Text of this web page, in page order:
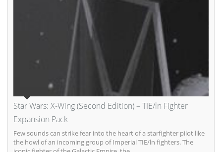
Star Wars: X-Wing (Second Edition) – TIE/ln Fighter
Expansion Pack
Few sounds can strike fear into the heart of a starfighter pilot like
the howl of an incoming group of Imperial TIE/ln fighters. The